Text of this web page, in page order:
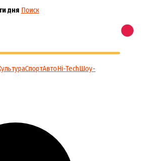
дня Поиск
СпортАвтоHi-TechШоу-